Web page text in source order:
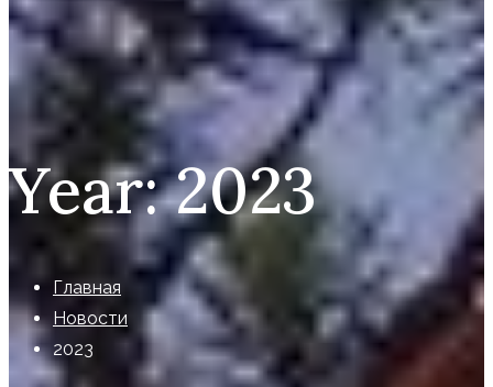
Year:2023
Главная
Новости
2023